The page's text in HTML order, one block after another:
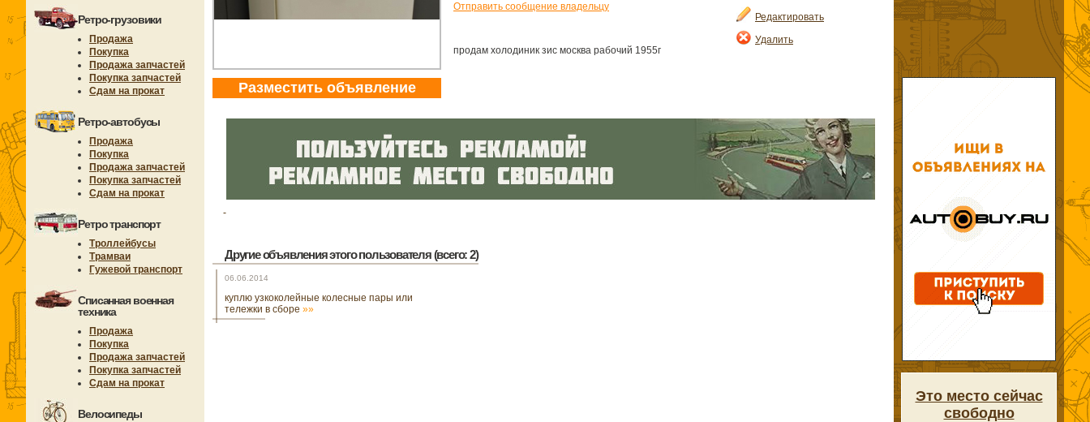
Ретро-грузовики
Продажа
Покупка
Продажа запчастей
Покупка запчастей
Сдам на прокат
Ретро-автобусы
Продажа
Покупка
Продажа запчастей
Покупка запчастей
Сдам на прокат
Ретро транспорт
Троллейбусы
Трамваи
Гужевой транспорт
Списанная военная
техника
Продажа
Покупка
Продажа запчастей
Покупка запчастей
Сдам на прокат
Велосипеды
Разместить объявление
Редактировать
Удалить
Отправить сообщение владельцу
продам холодиник зис москва рабочий 1955г
Другие объявления этого пользователя (всего: 2)
06.06.2014
куплю узкоколейные колесные пары или
тележки в сборе »»
Это место сейчас
свободно